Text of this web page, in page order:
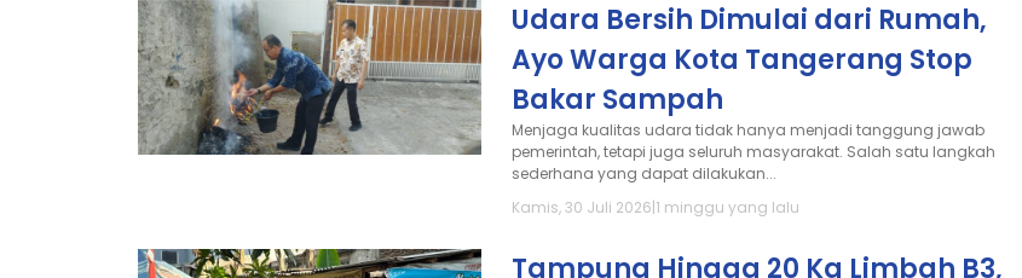
Udara Bersih Dimulai dari Rumah,
Ayo Warga Kota Tangerang Stop
Bakar Sampah
Menjaga kualitas udara tidak hanya menjadi tanggung jawab
pemerintah, tetapi juga seluruh masyarakat. Salah satu langkah
sederhana yang dapat dilakukan...
Kamis, 30 Juli 2026|1 minggu yang lalu
Tampung Hingga 20 Kg Limbah B3,